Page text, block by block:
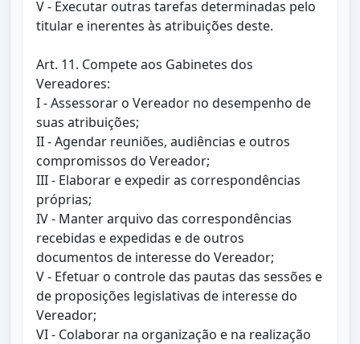
V - Executar outras tarefas determinadas pelo
titular e inerentes às atribuições deste.
Art. 11. Compete aos Gabinetes dos
Vereadores:
I - Assessorar o Vereador no desempenho de
suas atribuições;
II - Agendar reuniões, audiências e outros
compromissos do Vereador;
III - Elaborar e expedir as correspondências
próprias;
IV - Manter arquivo das correspondências
recebidas e expedidas e de outros
documentos de interesse do Vereador;
V - Efetuar o controle das pautas das sessões e
de proposições legislativas de interesse do
Vereador;
VI - Colaborar na organização e na realização